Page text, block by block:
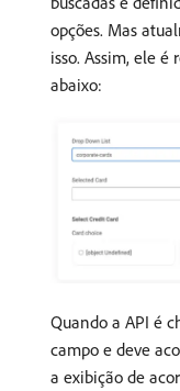
opções. Mas
isso. Assim, ele
abaixo:
Quando a API é
campo e deve
a exibição de